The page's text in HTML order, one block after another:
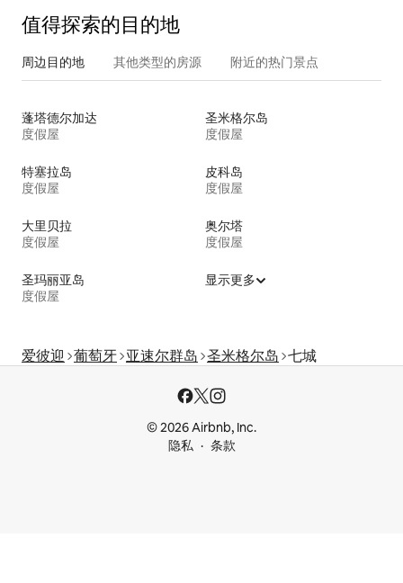
值得探索的目的地
周边目的地 其他类型的房源 附近的热门景点
蓬塔德尔加达
度假屋
圣米格尔岛
度假屋
特塞拉岛
度假屋
皮科岛
度假屋
大里贝拉
度假屋
奥尔塔
度假屋
圣玛丽亚岛
度假屋
显示更多
爱彼迎 葡萄牙 亚速尔群岛 圣米格尔岛 七城
© 2026 Airbnb, Inc.
隐私
条款